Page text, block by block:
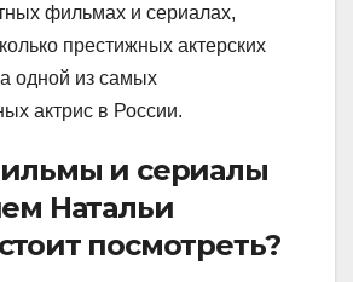
фильмах и сериалах,
престижных актерских
одной из самых
актрис в России.
и сериалы
Натальи
посмотреть?